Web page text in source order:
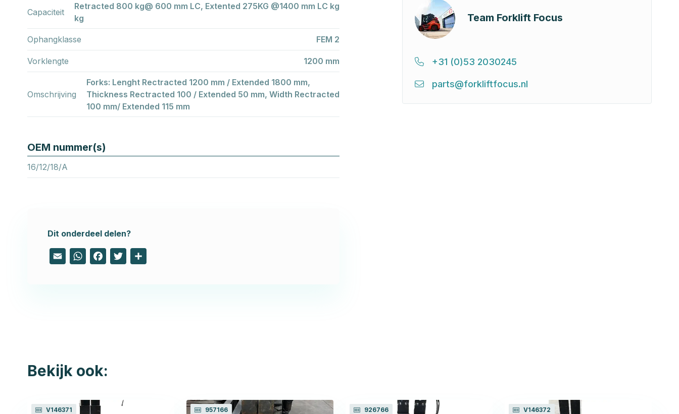
Team Forklift Focus
+31 (0)53 2030245
parts@forkliftfocus.nl
Capaciteit
Retracted 800 kg@ 600 mm LC, Extented 275KG @1400 mm LC kg
kg
Ophangklasse FEM 2
Vorklengte 1200 mm
Omschrijving
Forks: Lenght Rectracted 1200 mm / Extended 1800 mm,
Thickness Rectracted 100 / Extended 50 mm, Width Rectracted
100 mm/ Extended 115 mm
OEM nummer(s)
16/12/18/A
Dit onderdeel delen?
Email WhatsApp
FacebookTwitter
Bekijk ook:
V146371 957166 926766 V146372